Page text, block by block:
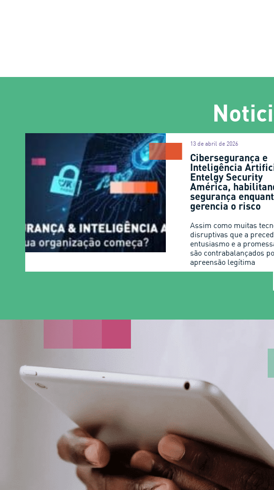
Cibersegurança e
Inteligência
Entelgy Security
América,
segurança
gerencia o risco
13 de abril de 2026
Assim como muitas
disruptivas que a
entusiasmo e a
são contrabalançados
apreensão legítima